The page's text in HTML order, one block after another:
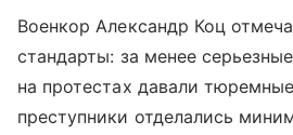
Военкор Александр Коц
стандарты: за менее
на протестах давали
преступники отделались